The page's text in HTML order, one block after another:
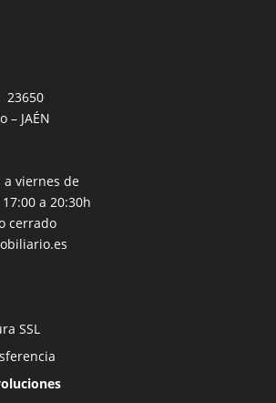
23650
– JAÉN
viernes de
a 20:30h
cerrado
SSL